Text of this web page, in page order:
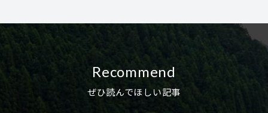
Recommend
ぜひ読んでほしい記事